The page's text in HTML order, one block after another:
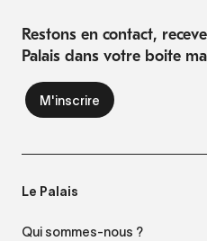
Restons en contact,
Palais dans votre boite
Le Palais
Qui sommes-nous ?